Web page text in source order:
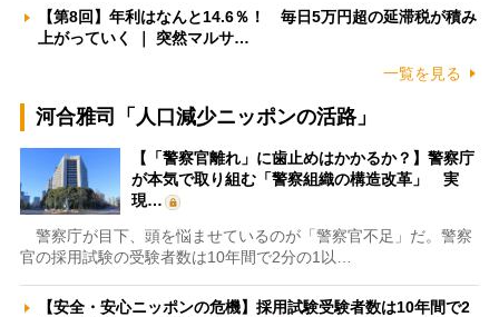
【第8回】年利はなんと14.6％！ 毎日5万円超の延滞税が積み
上がっていく ｜ 突然マルサ…
一覧を見る
河合雅司「人口減少ニッポンの活路」
【「警察官離れ」に歯止めはかかるか？】警察庁
が本気で取り組む「警察組織の構造改革」 実
現…
警察庁が目下、頭を悩ませているのが「警察官不足」だ。警察
官の採用試験の受験者数は10年間で2分の1以…
【安全・安心ニッポンの危機】採用試験受験者数は10年間で2